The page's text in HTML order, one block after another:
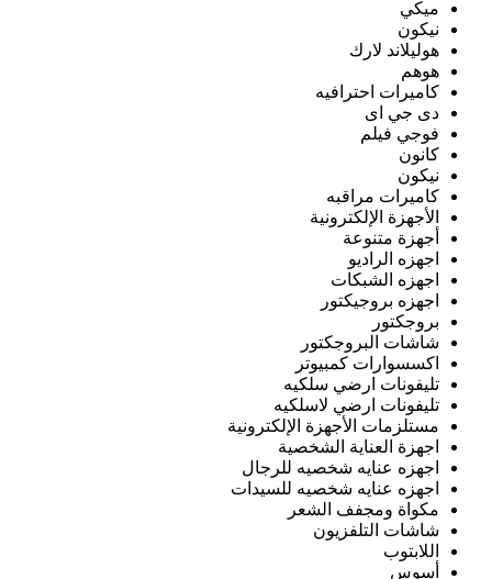
ميكي
نيكون
هوليلاند لارك
هوهم
كاميرات احترافيه
دى جي اى
فوجي فيلم
كانون
نيكون
كاميرات مراقبه
الأجهزة الإلكترونية
أجهزة متنوعة
اجهزه الراديو
اجهزه الشبكات
اجهزه بروجيكتور
بروجكتور
شاشات البروجكتور
اكسسوارات كمبيوتر
تليفونات ارضي سلكيه
تليفونات ارضي لاسلكيه
مستلزمات الأجهزة الإلكترونية
اجهزة العناية الشخصية
اجهزه عنايه شخصيه للرجال
اجهزه عنايه شخصيه للسيدات
مكواة ومجفف الشعر
شاشات التلفزيون
اللابتوب
أسوس